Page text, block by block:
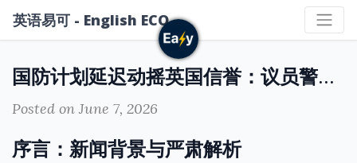
英语易可 - English ECO
国防计划延迟动摇英国信誉：议员警示及其深远影响分析
Posted on June 7, 2026
序言：新闻背景与严肃解析